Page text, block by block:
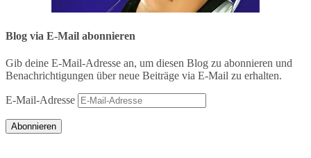
Blog via E-Mail abonnieren
Gib deine E-Mail-Adresse an, um diesen Blog zu abonnieren und
Benachrichtigungen über neue Beiträge via E-Mail zu erhalten.
E-Mail-Adresse
Abonnieren